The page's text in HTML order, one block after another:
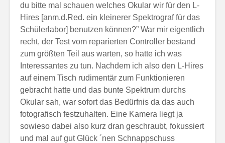
du bitte mal schauen welches Okular wir für den L-
Hires [anm.d.Red. ein kleinerer Spektrograf für das
Schülerlabor] benutzen können?” War mir eigentlich
recht, der Test vom reparierten Controller bestand
zum größten Teil aus warten, so hatte ich was
Interessantes zu tun. Nachdem ich also den L-Hires
auf einem Tisch rudimentär zum Funktionieren
gebracht hatte und das bunte Spektrum durchs
Okular sah, war sofort das Bedürfnis da das auch
fotografisch festzuhalten. Eine Kamera liegt ja
sowieso dabei also kurz dran geschraubt, fokussiert
und mal auf gut Glück ´nen Schnappschuss